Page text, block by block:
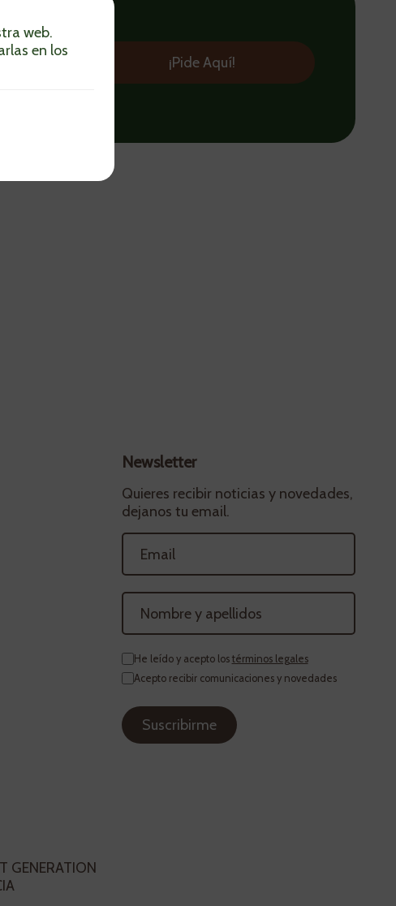
lleva
tu comida
¡Pide Aquí!
Newsletter
Quieres recibir noticias y novedades,
dejanos tu email.
He leído y acepto los términos legales
Acepto recibir comunicaciones y novedades
GENERATION
web.
en los